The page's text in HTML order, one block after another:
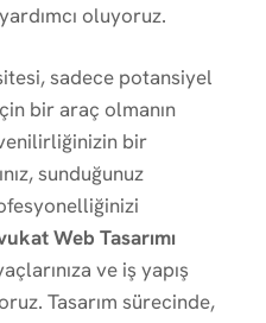
oluyoruz.
sadece potansiyel
bir araç olmanın
bir
sunduğunuz
Web Tasarımı
ve iş yapış
Tasarım sürecinde,